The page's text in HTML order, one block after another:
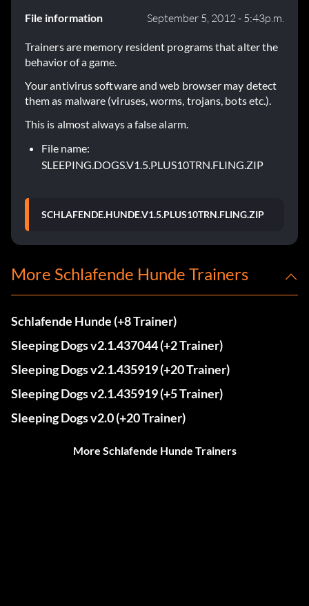
File information September 5, 2012 - 5:43p.m.
Trainers are memory resident programs that alter the
behavior of a game.
Your antivirus software and web browser may detect
them as malware (viruses, worms, trojans, bots etc.).
This is almost always a false alarm.
File name:
SLEEPING.DOGS.V1.5.PLUS10TRN.FLING.ZIP
SCHLAFENDE.HUNDE.V1.5.PLUS10TRN.FLING.ZIP
More Schlafende Hunde Trainers
Schlafende Hunde (+8 Trainer)
Sleeping Dogs v2.1.437044 (+2 Trainer)
Sleeping Dogs v2.1.435919 (+20 Trainer)
Sleeping Dogs v2.1.435919 (+5 Trainer)
Sleeping Dogs v2.0 (+20 Trainer)
More Schlafende Hunde Trainers